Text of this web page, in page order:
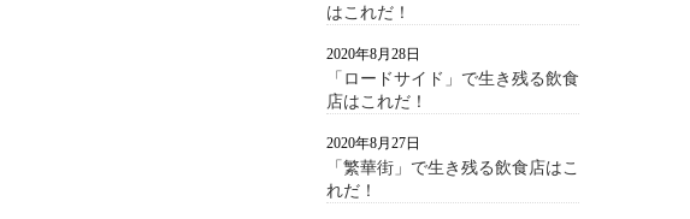
はこれだ！
「ロードサイド」で生き残る飲食
店はこれだ！
2020年8月28日
「繁華街」で生き残る飲食店はこ
れだ！
2020年8月27日